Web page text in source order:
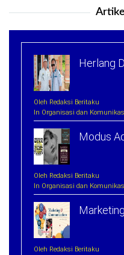
Herlang
Oleh Redaksi Beritaku
In Organisasi dan
Modus
Oleh Redaksi Beritaku
In Organisasi dan
Oleh Redaksi Beritaku